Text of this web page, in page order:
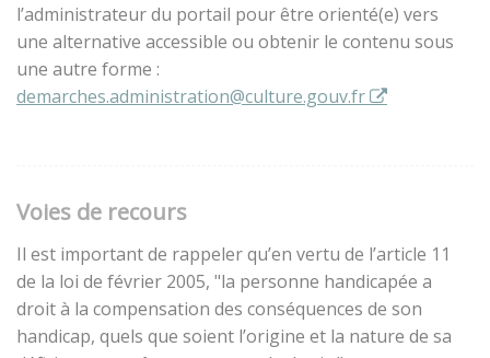
l’administrateur du portail pour être orienté(e) vers
une alternative accessible ou obtenir le contenu sous
une autre forme :
demarches.administration@culture.gouv.fr
Voies de recours
Il est important de rappeler qu’en vertu de l’article 11
de la loi de février 2005, "la personne handicapée a
droit à la compensation des conséquences de son
handicap, quels que soient l’origine et la nature de sa